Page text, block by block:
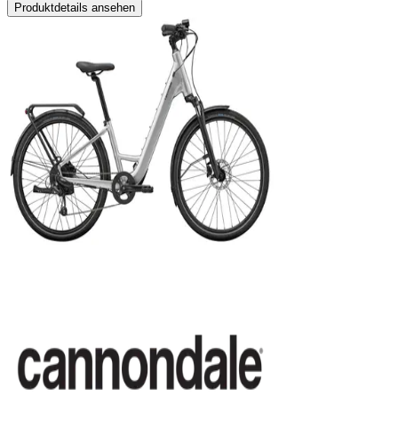
Produktdetails ansehen